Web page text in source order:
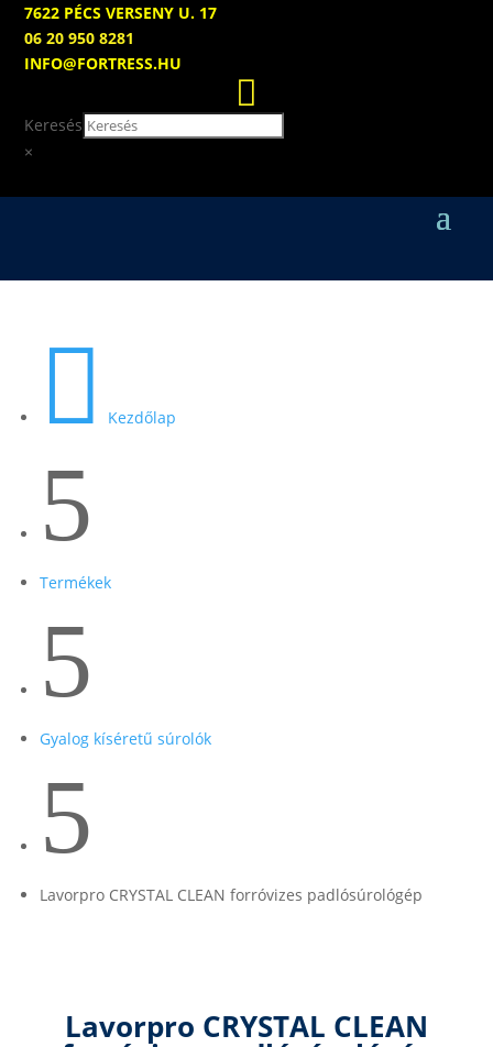
7622 PÉCS VERSENY U. 17
06 20 950 8281
INFO@FORTRESS.HU

Keresés
×
 Kezdőlap
5
Termékek
5
Gyalog kíséretű súrolók
5
Lavorpro CRYSTAL CLEAN forróvizes padlósúrológép
Lavorpro CRYSTAL CLEAN